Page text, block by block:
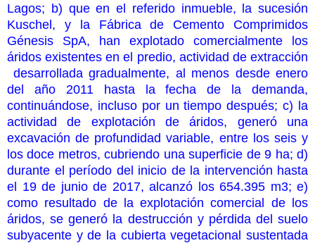
Lagos; b) que en el referido inmueble, la sucesión
Kuschel, y la Fábrica de Cemento Comprimidos
Génesis SpA, han explotado comercialmente los
áridos existentes en el predio, actividad de extracción
desarrollada gradualmente, al menos desde enero
del año 2011 hasta la fecha de la demanda,
continuándose, incluso por un tiempo después; c) la
actividad de explotación de áridos, generó una
excavación de profundidad variable, entre los seis y
los doce metros, cubriendo una superficie de 9 ha; d)
durante el período del inicio de la intervención hasta
el 19 de junio de 2017, alcanzó los 654.395 m3; e)
como resultado de la explotación comercial de los
áridos, se generó la destrucción y pérdida del suelo
subyacente y de la cubierta vegetacional sustentada